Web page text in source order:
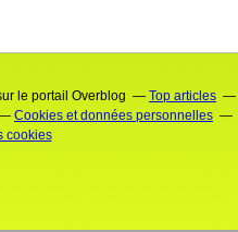
le portail Overblog
Top articles
Cookies et données personnelles
cookies